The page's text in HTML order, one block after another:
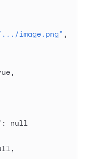
image.png" ,
,
: null
,